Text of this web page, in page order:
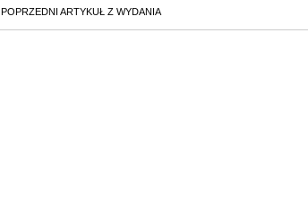
POPRZEDNI ARTYKUŁ Z WYDANIA